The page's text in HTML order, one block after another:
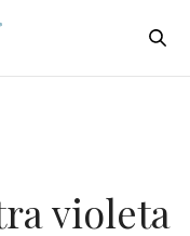
violeta